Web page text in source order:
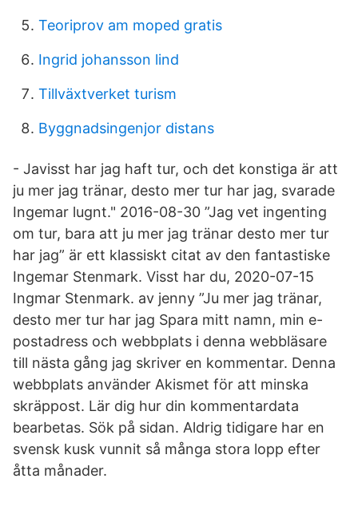
Teoriprov am moped gratis
Ingrid johansson lind
Tillväxtverket turism
Byggnadsingenjor distans
- Javisst har jag haft tur, och det konstiga är att
ju mer jag tränar, desto mer tur har jag, svarade
Ingemar lugnt." 2016-08-30 ”Jag vet ingenting
om tur, bara att ju mer jag tränar desto mer tur
har jag” är ett klassiskt citat av den fantastiske
Ingemar Stenmark. Visst har du, 2020-07-15
Ingmar Stenmark. av jenny ”Ju mer jag tränar,
desto mer tur har jag Spara mitt namn, min e-
postadress och webbplats i denna webbläsare
till nästa gång jag skriver en kommentar. Denna
webbplats använder Akismet för att minska
skräppost. Lär dig hur din kommentardata
bearbetas. Sök på sidan. Aldrig tidigare har en
svensk kusk vunnit så många stora lopp efter
åtta månader.